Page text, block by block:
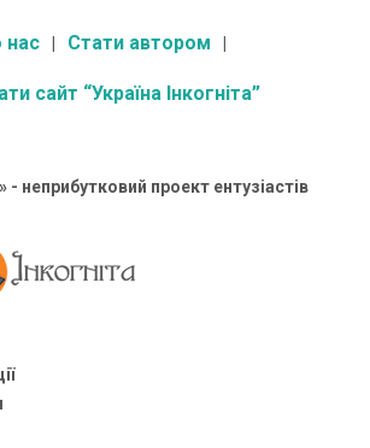
нас Стати автором
сайт “Україна Інкогніта”
- неприбутковий проект ентузіастів